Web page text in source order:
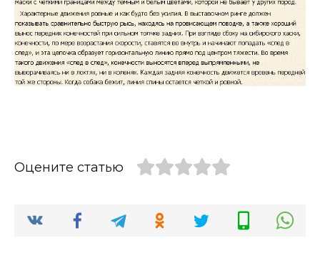
Оцените статью